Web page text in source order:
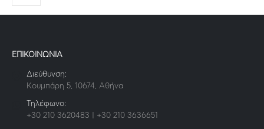
ΕΠΙΚΟΙΝΩΝΙΑ
Διεύθυνση:
Κουμπάρη 5, 10674, Αθήνα
Τηλέφωνο:
+30 210 3620483 | +30 210 3636651